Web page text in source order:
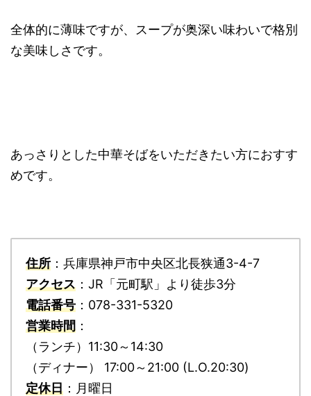
全体的に薄味ですが、スープが奥深い味わいで格別
な美味しさです。
あっさりとした中華そばをいただきたい方におすす
めです。
住所 ：兵庫県神戸市中央区北長狭通3-4-7
アクセス ：JR「元町駅」より徒歩3分
電話番号 ：078-331-5320
営業時間 ：
（ランチ）11:30～14:30
（ディナー） 17:00～21:00 (L.O.20:30)
定休日 ：月曜日